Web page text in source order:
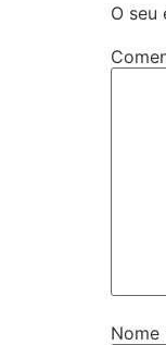
O seu
Nome